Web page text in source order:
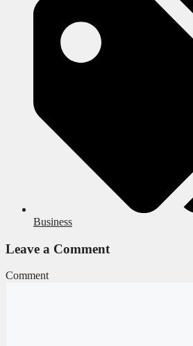
Business
Leave a Comment
Comment